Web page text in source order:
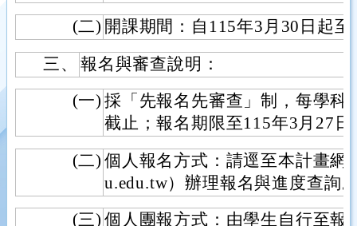
(二) 開課期間：自115年3月30日起
三、
報名與審查說明：
(一) 採「先報名先審查」制，每學科
截止；報名期限至115年3月27日
(二) 個人報名方式：請逕至本計畫網
u.edu.tw）辦理報名與進度查詢
(三) 個人團報方式：由學生自行至報